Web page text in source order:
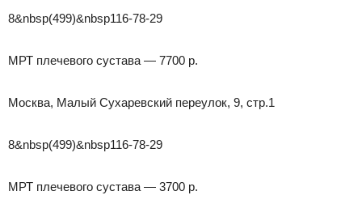
8&nbsp(499)&nbsp116-78-29
МРТ плечевого сустава — 7700 р.
Москва, Малый Сухаревский переулок, 9, стр.1
8&nbsp(499)&nbsp116-78-29
МРТ плечевого сустава — 3700 р.